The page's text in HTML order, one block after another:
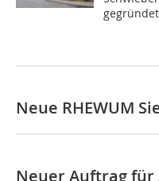
Neue RHEWUM
Neuer Auftrag für